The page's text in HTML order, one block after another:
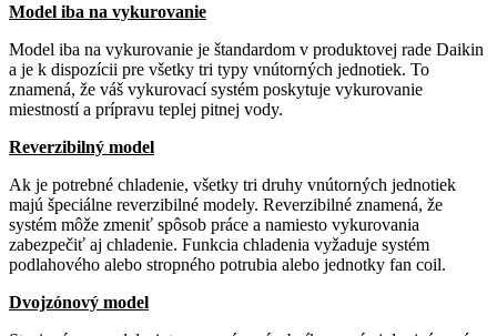
Model iba na vykurovanie
Model iba na vykurovanie je štandardom v produktovej rade Daikin
a je k dispozícii pre všetky tri typy vnútorných jednotiek. To
znamená, že váš vykurovací systém poskytuje vykurovanie
miestností a prípravu teplej pitnej vody.
Reverzibilný model
Ak je potrebné chladenie, všetky tri druhy vnútorných jednotiek
majú špeciálne reverzibilné modely. Reverzibilné znamená, že
systém môže zmeniť spôsob práce a namiesto vykurovania
zabezpečiť aj chladenie. Funkcia chladenia vyžaduje systém
podlahového alebo stropného potrubia alebo jednotky fan coil.
Dvojzónový model